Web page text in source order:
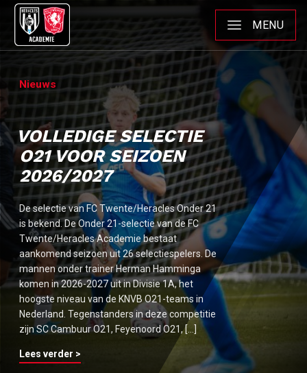
MENU
Nieuws
VOLLEDIGE SELECTIE
O21 VOOR SEIZOEN
2026/2027
De selectie van FC Twente/Heracles Onder 21
is bekend. De Onder 21-selectie van de FC
Twente/Heracles Academie bestaat
aankomend seizoen uit 26 selectiespelers. De
mannen onder trainer Herman Hamminga
komen in 2026-2027 uit in Divisie 1A, het
hoogste niveau van de KNVB O21-teams in
Nederland. Tegenstanders in deze competitie
zijn SC Cambuur O21, Feyenoord O21, […]
Lees verder >